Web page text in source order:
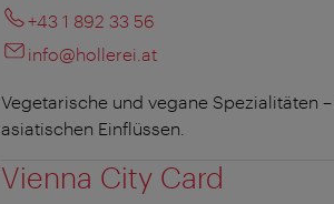
+43 1 892 33 56
info@hollerei.at
Vegetarische und vegane Spezialitäten
asiatischen Einflüssen.
Vienna City Card